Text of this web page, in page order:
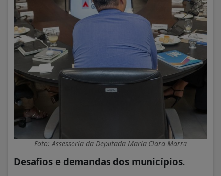
Foto: Assessoria da Deputada Maria Clara Marra
Desafios e demandas dos municípios.